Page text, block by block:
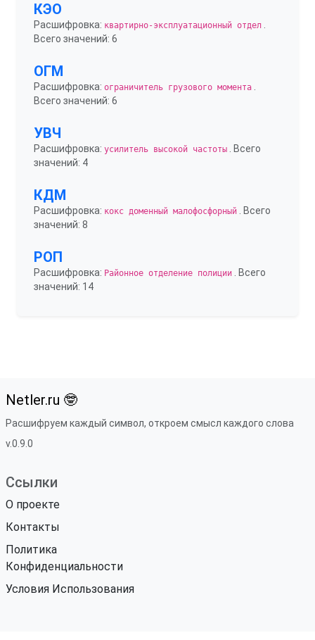
КЭО
Расшифровка: квартирно-эксплуатационный отдел
Всего значений: 6
ОГМ
Расшифровка: ограничитель грузового момента
Всего значений: 6
УВЧ
Расшифровка: усилитель высокой частоты . Всего
значений: 4
КДМ
Расшифровка: кокс доменный малофосфорный . Всего
значений: 8
РОП
Расшифровка: Районное отделение полиции . Всего
значений: 14
Netler.ru 🤓
Расшифруем каждый символ, откроем смысл каждого слова
v.0.9.0
Ссылки
О проекте
Контакты
Политика
Конфиденциальности
Условия Использования